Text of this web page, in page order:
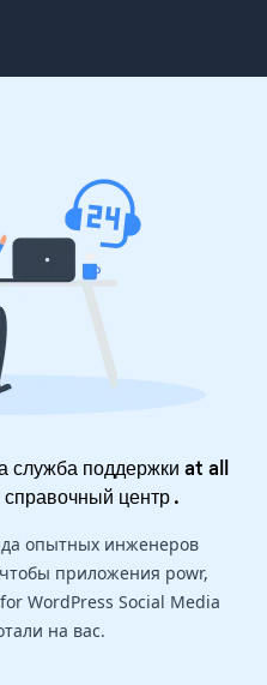
поддержки at all
справочный центр.
опытных инженеров
чтобы приложения powr,
WordPress Social Media
на вас.